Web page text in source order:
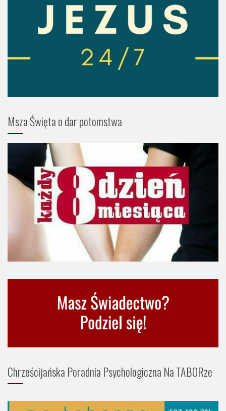
Msza Święta o dar potomstwa
Chrześcijańska Poradnia Psychologiczna Na TABORze